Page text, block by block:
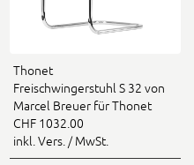
Thonet
Freischwingerstuhl S 32 von
Marcel Breuer für Thonet
CHF 1032.00
inkl. Vers. / MwSt.